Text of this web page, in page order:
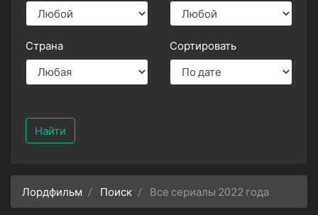
Страна Сортировать
Найти
Лордфильм Поиск Все сериалы 2022 года